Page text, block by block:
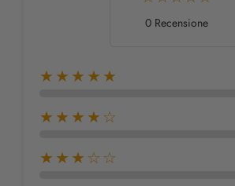
0 Recensione
★★★★★
★★★★☆
★★★☆☆